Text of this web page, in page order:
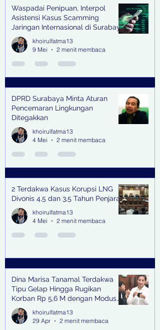
Waspadai Penipuan, Interpol
Asistensi Kasus Scamming
Jaringan Internasional di Surabaya
khoirulfatma13
9 Mei
2 menit membaca
DPRD Surabaya Minta Aturan
Pencemaran Lingkungan
Ditegakkan
khoirulfatma13
4 Mei
2 menit membaca
2 Terdakwa Kasus Korupsi LNG
Divonis 4,5 dan 3,5 Tahun Penjara
khoirulfatma13
4 Mei
2 menit membaca
Dina Marisa Tanamal Terdakwa
Tipu Gelap Hingga Rugikan
Korban Rp 5,6 M dengan Modus
Kerja Sama Impor Bodong
khoirulfatma13
29 Apr
2 menit membaca